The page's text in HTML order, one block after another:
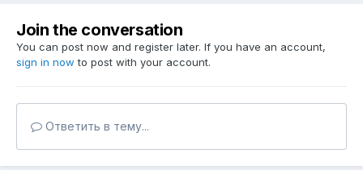
Join the conversation
You can post now and register later. If you have an account,
sign in now to post with your account.
Ответить в тему...